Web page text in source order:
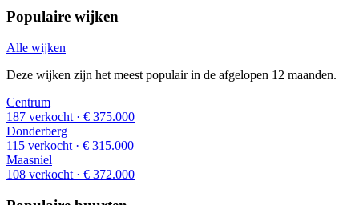
Populaire wijken
Alle wijken
Deze wijken zijn het meest populair in de afgelopen 12 maanden.
Centrum
187 verkocht · € 375.000
Donderberg
115 verkocht · € 315.000
Maasniel
108 verkocht · € 372.000